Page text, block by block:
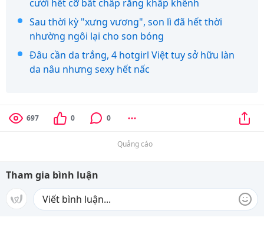
cười hết cỡ bất chấp răng khấp khểnh
Sau thời kỳ "xưng vương", son lì đã hết thời
nhường ngôi lại cho son bóng
Đâu cần da trắng, 4 hotgirl Việt tuy sở hữu làn
da nâu nhưng sexy hết nấc
697 0 0
Quảng cáo
Tham gia bình luận